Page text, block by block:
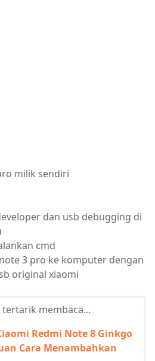
milik sendiri
dan usb debugging di
cmd
3 pro ke komputer dengan
original xiaomi
membaca...
Redmi Note 8 Ginkgo
Cara Menambahkan